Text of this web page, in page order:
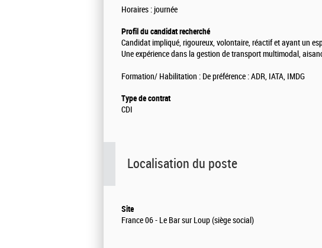
Horaires : journée
Profil du candidat recherché
Candidat impliqué, rigoureux, volontaire, réactif et ayant un
Une expérience dans la gestion de transport multimodal,
Formation/ Habilitation : De préférence : ADR, IATA, IMDG
Type de contrat
CDI
Localisation du poste
Site
France 06 - Le Bar sur Loup (siège social)